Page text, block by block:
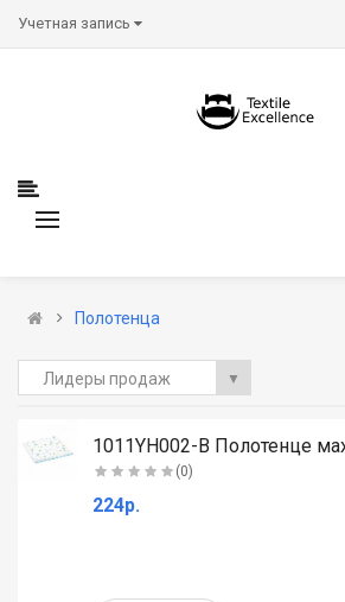
Учетная запись
Полотенца
Лидеры продаж ▼
1011YH002-B Полотенце
(0)
224р.